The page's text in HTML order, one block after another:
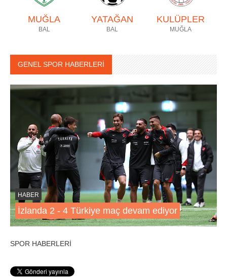
MUĞLA
BAL
YATAĞAN
BAL
KULÜPLER
MUĞLA
GENEL SPOR HABERLERİ
HABER
İzlanda 2 - 4 Türkiye maç devam ediyor
SPOR HABERLERİ